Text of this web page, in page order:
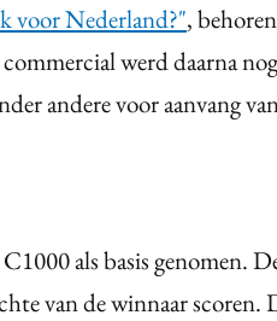
voor Nederland?",
werd daarna
andere voor aanvang
als basis genomen.
van de winnaar